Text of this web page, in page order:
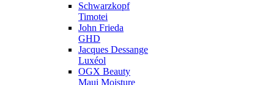
Schwarzkopf
Timotei
John Frieda
GHD
Jacques Dessange
Luxéol
OGX Beauty
Maui Moisture